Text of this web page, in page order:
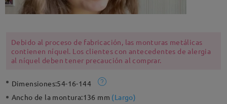
Debido al proceso de fabricación, las monturas metálicas
contienen níquel. Los clientes con antecedentes de alergia
al níquel deben tener precaución al comprar.
Dimensiones:54-16-144
Ancho de la montura:136 mm (Largo)